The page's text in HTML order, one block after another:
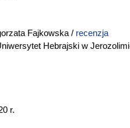
Fajkowska / recenzja
Hebrajski w
r.